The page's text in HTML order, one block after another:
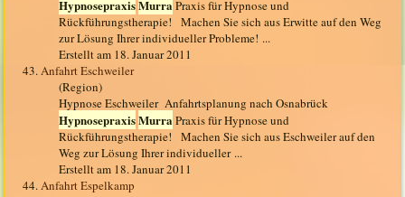
HypnosepraxisMurraPraxis für Hypnose und
Rückführungstherapie! Machen Sie sich aus Erwitte auf den Weg
zur Lösung Ihrer individueller Probleme! ...
Erstellt am 18. Januar 2011
43.Anfahrt Eschweiler
(Region)
Hypnose Eschweiler Anfahrtsplanung nach Osnabrück
HypnosepraxisMurraPraxis für Hypnose und
Rückführungstherapie! Machen Sie sich aus Eschweiler auf den
Weg zur Lösung Ihrer individueller ...
Erstellt am 18. Januar 2011
44.Anfahrt Espelkamp